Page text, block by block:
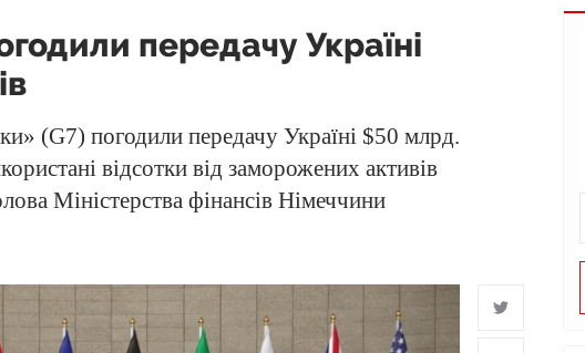
передачу Україні
(G7) погодили передачу Україні $50 млрд.
відсотки від заморожених активів
Міністерства фінансів Німеччини